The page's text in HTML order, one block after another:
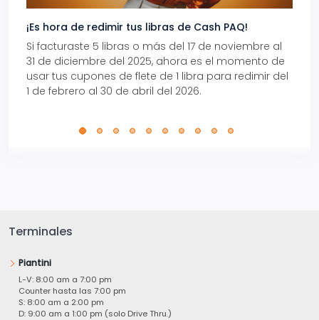
¡Es hora de redimir tus libras de Cash PAQ!
Si facturaste 5 libras o más del 17 de noviembre al
31 de diciembre del 2025, ahora es el momento de
usar tus cupones de flete de 1 libra para redimir del
1 de febrero al 30 de abril del 2026.
Terminales
Piantini
L-V: 8:00 am a 7:00 pm
Counter hasta las 7:00 pm
S: 8:00 am a 2:00 pm
D: 9:00 am a 1:00 pm (solo Drive Thru.)